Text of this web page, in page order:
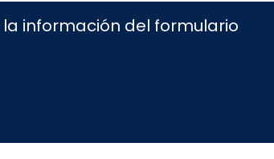
la información del formulario